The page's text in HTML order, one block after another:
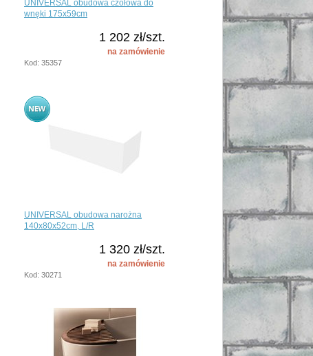
UNIVERSAL obudowa czołowa do
wnęki 175x59cm
1 202 zł/szt.
na zamówienie
Kod: 35357
UNIVERSAL obudowa narożna
140x80x52cm, L/R
1 320 zł/szt.
na zamówienie
Kod: 30271